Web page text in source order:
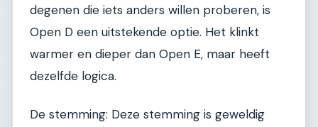
degenen die iets anders willen proberen, is
Open D een uitstekende optie. Het klinkt
warmer en dieper dan Open E, maar heeft
dezelfde logica.
De stemming: Deze stemming is geweldig